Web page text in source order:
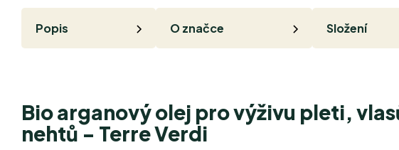
Popis O značce Složení
Bio arganový olej pro výživu pleti,
nehtů - Terre Verdi